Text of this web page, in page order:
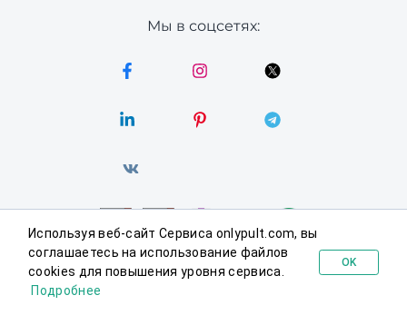
Мы в соцсетях:
© 2026 Onlypult. Все права защищены.
Используя веб-сайт Сервиса onlypult.com, вы
соглашаетесь на использование файлов
cookies для повышения уровня сервиса.
Подробнее
OK
Попробовать бесплатно